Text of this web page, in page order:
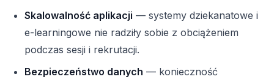
Skalowalność aplikacji — systemy dziekanatowe i
e-learningowe nie radziły sobie z obciążeniem
podczas sesji i rekrutacji.
Bezpieczeństwo danych — konieczność